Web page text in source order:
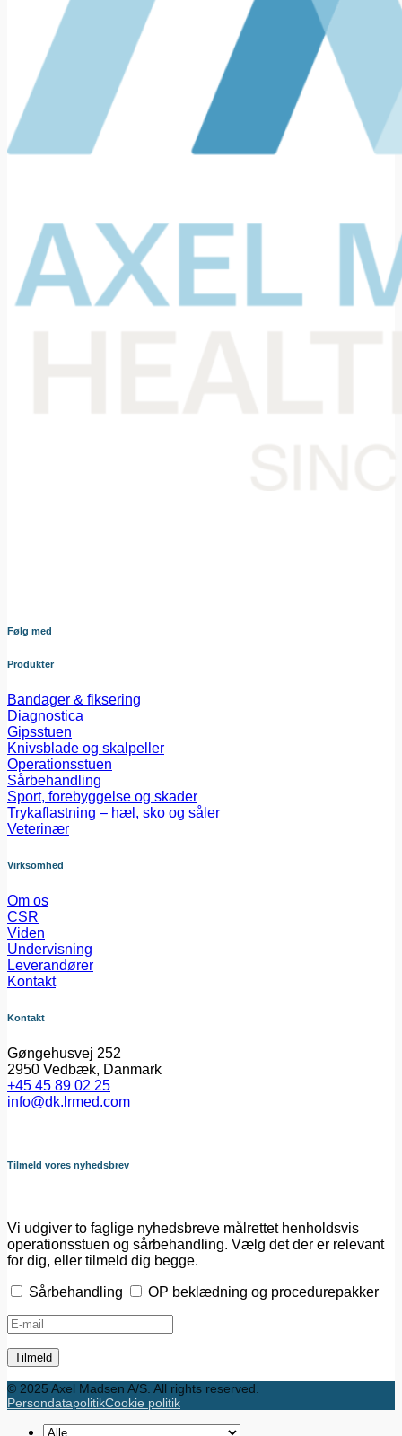
Følg med
Produkter
Bandager & fiksering
Diagnostica
Gipsstuen
Knivsblade og skalpeller
Operationsstuen
Sårbehandling
Sport, forebyggelse og skader
Trykaflastning – hæl, sko og såler
Veterinær
Virksomhed
Om os
CSR
Viden
Undervisning
Leverandører
Kontakt
Kontakt
Gøngehusvej 252
2950 Vedbæk, Danmark
+45 45 89 02 25
info@dk.lrmed.com
Tilmeld vores nyhedsbrev
Vi udgiver to faglige nyhedsbreve målrettet henholdsvis
operationsstuen og sårbehandling. Vælg det der er relevant
for dig, eller tilmeld dig begge.
Sårbehandling OP beklædning og procedurepakker
© 2025 Axel Madsen A/S. All rights reserved.
PersondatapolitikCookie politik